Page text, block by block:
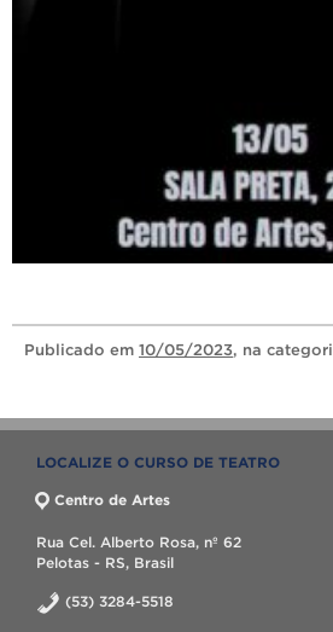
Publicado em 10/05/2023, na
LOCALIZE O CURSO DE TEATRO
Centro de Artes
Rua Cel. Alberto Rosa, nº 62
Pelotas - RS, Brasil
(53) 3284-5518